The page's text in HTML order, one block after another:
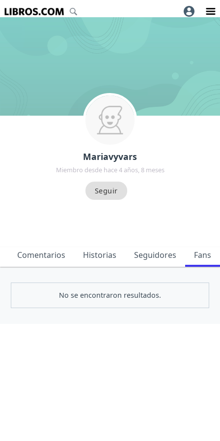
Mariavyvars
Miembro desde hace 4 años, 8 meses
Comentarios Historias Seguidores Fans
No se encontraron resultados.